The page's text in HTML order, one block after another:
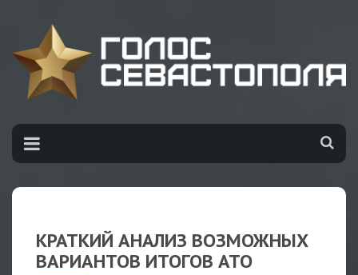
КРАТКИЙ АНАЛИЗ ВОЗМОЖНЫХ
ВАРИАНТОВ ИТОГОВ АТО